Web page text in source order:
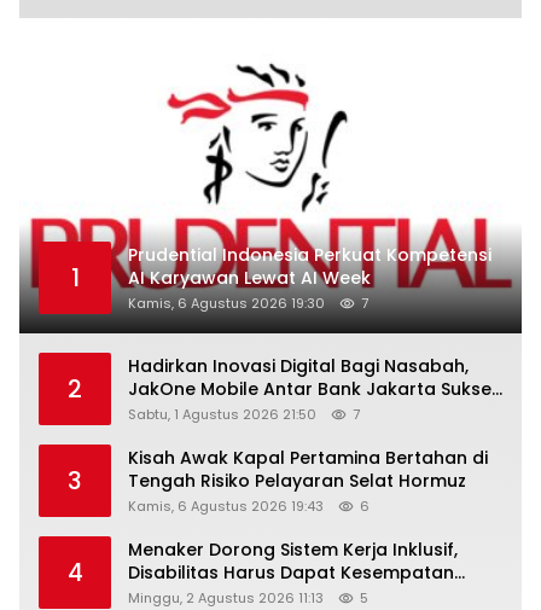
1
Prudential Indonesia Perkuat Kompetensi
AI Karyawan Lewat AI Week
Kamis, 6 Agustus 2026 19:30 7
2
Hadirkan Inovasi Digital Bagi Nasabah,
JakOne Mobile Antar Bank Jakarta Sukses
Raih Digital Excellence Awards 2026
Sabtu, 1 Agustus 2026 21:50 7
3
Kisah Awak Kapal Pertamina Bertahan di
Tengah Risiko Pelayaran Selat Hormuz
Kamis, 6 Agustus 2026 19:43 6
4
Menaker Dorong Sistem Kerja Inklusif,
Disabilitas Harus Dapat Kesempatan
Setara
Minggu, 2 Agustus 2026 11:13 5